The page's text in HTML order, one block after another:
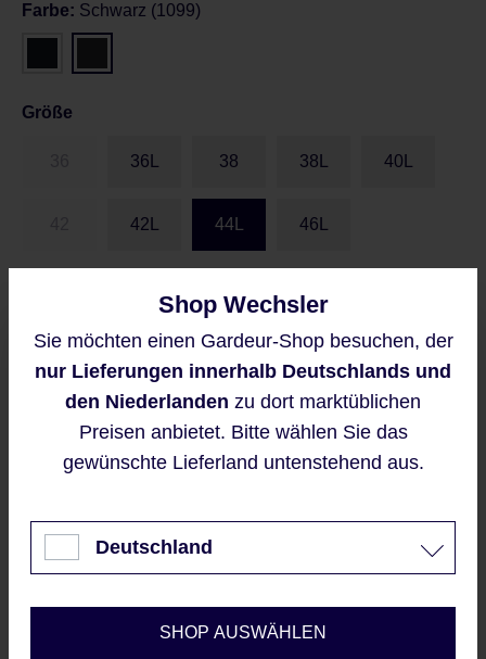
Farbe: Schwarz (1099)
Größe
36L 38 38L 40L
42L 44L 46L
Preise inkl. MwSt. zzgl. Versandkosten
89,95 €
IN DEN WARENKORB
Sieht gut aus?
Shop Wechsler
Sie möchten einen Gardeur-Shop besuchen, der
nur Lieferungen innerhalb Deutschlands und
den Niederlanden zu dort marktüblichen
Preisen anbietet. Bitte wählen Sie das
gewünschte Lieferland untenstehend aus.
Deutschland
SHOP AUSWÄHLEN
Diese Website verwendet Cookies,
um eine bestmögliche Erfahrung
bieten zu können.
Konfigurieren